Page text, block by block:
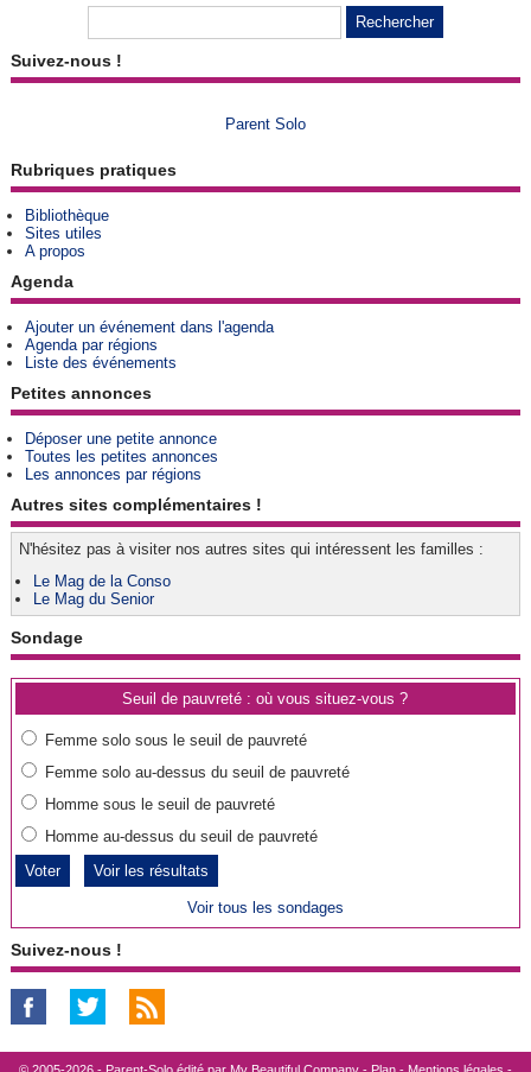
Suivez-nous !
Parent Solo
Rubriques pratiques
Bibliothèque
Sites utiles
A propos
Agenda
Ajouter un événement dans l'agenda
Agenda par régions
Liste des événements
Petites annonces
Déposer une petite annonce
Toutes les petites annonces
Les annonces par régions
Autres sites complémentaires !
N'hésitez pas à visiter nos autres sites qui intéressent les familles :
Le Mag de la Conso
Le Mag du Senior
Sondage
Seuil de pauvreté : où vous situez-vous ?
Femme solo sous le seuil de pauvreté
Femme solo au-dessus du seuil de pauvreté
Homme sous le seuil de pauvreté
Homme au-dessus du seuil de pauvreté
Voir les résultats
Voir tous les sondages
Suivez-nous !